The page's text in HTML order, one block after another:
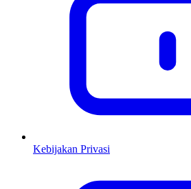
Kebijakan Privasi